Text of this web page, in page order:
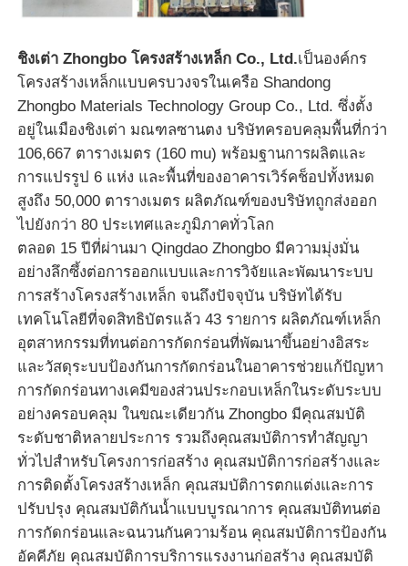
ชิงเต่า Zhongbo โครงสร้างเหล็ก Co., Ltd.เป็นองค์กร
โครงสร้างเหล็กแบบครบวงจรในเครือ Shandong
Zhongbo Materials Technology Group Co., Ltd. ซึ่งตั้ง
อยู่ในเมืองชิงเต่า มณฑลซานตง บริษัทครอบคลุมพื้นที่กว่า
106,667 ตารางเมตร (160 mu) พร้อมฐานการผลิตและ
การแปรรูป 6 แห่ง และพื้นที่ของอาคารเวิร์คช็อปทั้งหมด
สูงถึง 50,000 ตารางเมตร ผลิตภัณฑ์ของบริษัทถูกส่งออก
ไปยังกว่า 80 ประเทศและภูมิภาคทั่วโลก
ตลอด 15 ปีที่ผ่านมา Qingdao Zhongbo มีความมุ่งมั่น
อย่างลึกซึ้งต่อการออกแบบและการวิจัยและพัฒนาระบบ
การสร้างโครงสร้างเหล็ก จนถึงปัจจุบัน บริษัทได้รับ
เทคโนโลยีที่จดสิทธิบัตรแล้ว 43 รายการ ผลิตภัณฑ์เหล็ก
อุตสาหกรรมที่ทนต่อการกัดกร่อนที่พัฒนาขึ้นอย่างอิสระ
และวัสดุระบบป้องกันการกัดกร่อนในอาคารช่วยแก้ปัญหา
การกัดกร่อนทางเคมีของส่วนประกอบเหล็กในระดับระบบ
อย่างครอบคลุม ในขณะเดียวกัน Zhongbo มีคุณสมบัติ
ระดับชาติหลายประการ รวมถึงคุณสมบัติการทำสัญญา
ทั่วไปสำหรับโครงการก่อสร้าง คุณสมบัติการก่อสร้างและ
การติดตั้งโครงสร้างเหล็ก คุณสมบัติการตกแต่งและการ
ปรับปรุง คุณสมบัติกันน้ำแบบบูรณาการ คุณสมบัติทนต่อ
การกัดกร่อนและฉนวนกันความร้อน คุณสมบัติการป้องกัน
อัคคีภัย คุณสมบัติการบริการแรงงานก่อสร้าง คุณสมบัติ